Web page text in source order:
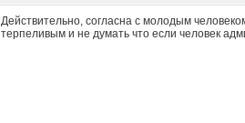
Действительно, согласна с молодым
терпеливым и не думать что если человек